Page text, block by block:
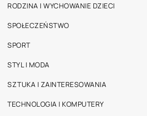
RODZINA I WYCHOWANIE DZIECI
SPOŁECZEŃSTWO
SPORT
STYL I MODA
SZTUKA I ZAINTERESOWANIA
TECHNOLOGIA I KOMPUTERY